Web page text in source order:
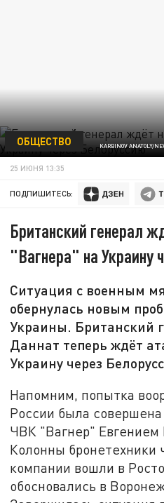
KARBINOV ANATOLY/
ОБЩЕСТВО
25 ИЮНЯ 13:35
ПОДПИШИТЕСЬ:
Британский генерал
"Вагнера" на Украину
Ситуация с военным
обернулась новым
Украины. Британский
Даннат теперь ждёт
Украину через
Напомним, попытка
России была
ЧВК "Вагнер"
Колонны бронетехники
компании вошли в
обосновались в